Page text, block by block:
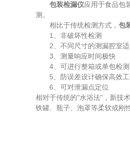
包装检漏仪应用于食品包
测。
相比于传统检测方式， 包
1、非破坏性检测
2、不同尺寸的测漏腔室适
3、测量响应时间极快
4、可进行整箱或单包检测
5、防误差设计确保高效工
6、可对泄漏点定位
相对于传统的"水浴法"，新技
铁罐、瓶子、泡罩等柔软或刚